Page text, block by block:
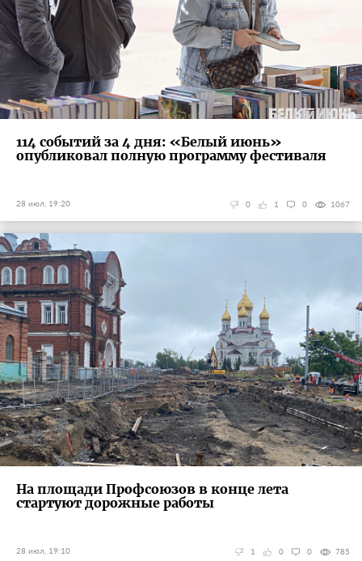
114 событий за 4 дня: «Белый июнь»
опубликовал полную программу фестиваля
28 июл, 19:20 1067
0
1
0
На площади Профсоюзов в конце лета
стартуют дорожные работы
28 июл, 19:10 785
0
0
1